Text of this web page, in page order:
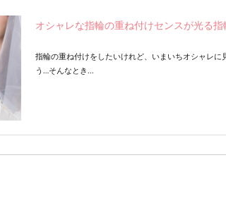
オシャレな指輪の重ね付けセンスが光る
指輪の重ね付けをしたいけれど、いまいちオシャレに
う…そんなとき...